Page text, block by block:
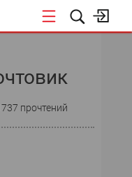
прочтений